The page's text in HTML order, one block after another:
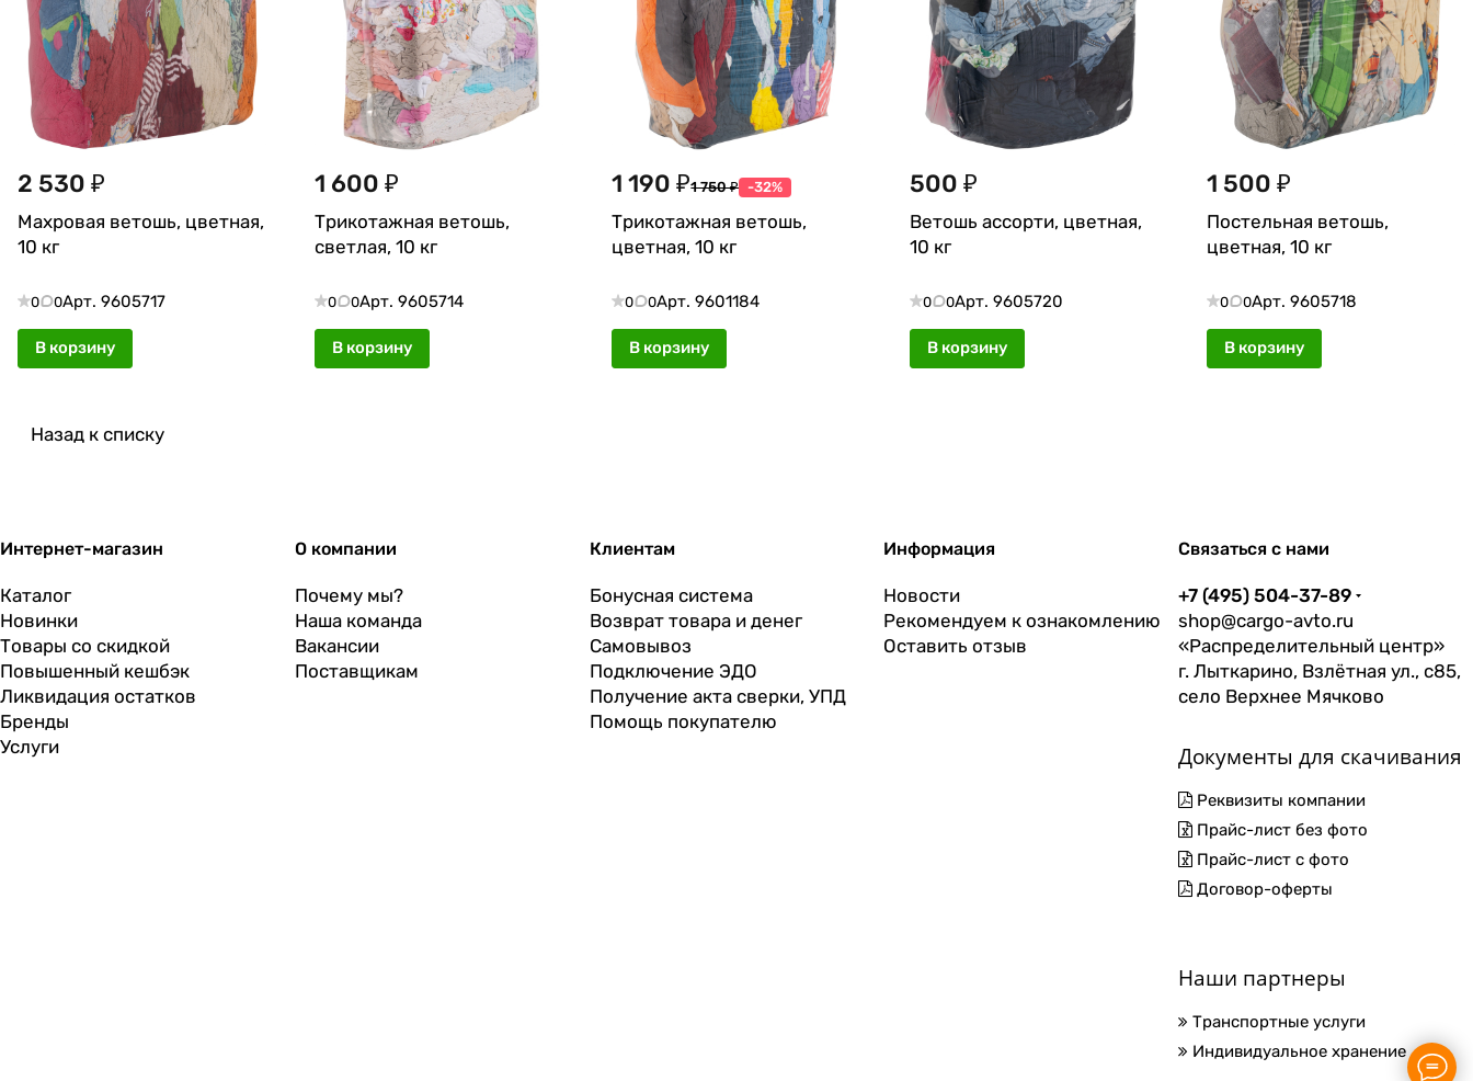
2 530 ₽
Махровая ветошь, цветная,
10 кг
0 0Арт. 9605717
В корзину
1 600 ₽
Трикотажная ветошь,
светлая, 10 кг
0 0Арт.9605714
В корзину
1 190 ₽1 750 ₽ -32%
Трикотажная ветошь,
цветная, 10 кг
0 0Арт.9601184
В корзину
500 ₽
Ветошь ассорти, цветная,
10 кг
0 0Арт. 9605720
В корзину
1 500 ₽
Постельная ветошь,
цветная, 10 кг
0 0Арт. 9605718
В корзину
Назад к списку
Интернет-магазин
Каталог
Новинки
Товары со скидкой
Повышенный кешбэк
Ликвидация остатков
Бренды
Услуги
О компании
Почему мы?
Наша команда
Вакансии
Поставщикам
Клиентам
Бонусная система
Возврат товара и денег
Самовывоз
Подключение ЭДО
Получение акта сверки, УПД
Помощь покупателю
Информация
Новости
Рекомендуем к ознакомлению
Оставить отзыв
Связаться с нами
+7 (495) 504-37-89
shop@cargo-avto.ru
«Распределительный центр»
г. Лыткарино, Взлётная ул., с85,
село Верхнее Мячково
Документы для скачивания
Реквизиты компании
Прайс-лист без фото
Прайс-лист с фото
Договор-оферты
Наши партнеры
Транспортные услуги
Индивидуальное хранение